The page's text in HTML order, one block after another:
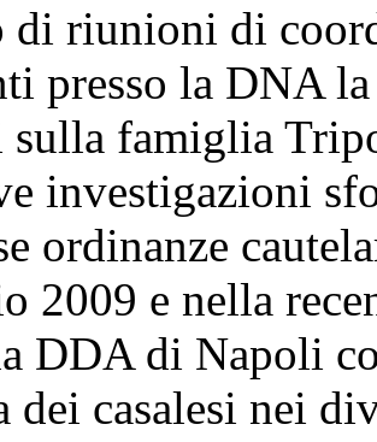
di riunioni di
presso la DNA
famiglia
investigazioni
ordinanze
2009 e nella
DDA di Napoli
dei casalesi nei